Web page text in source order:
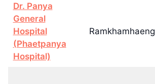
Dr. Panya
General
Hospital
(Phaetpanya
Hospital)
Ramkhamhaeng